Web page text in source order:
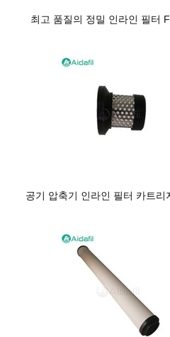
최고 품질의 정밀 인라인 필터
공기 압축기 인라인 필터 카트리